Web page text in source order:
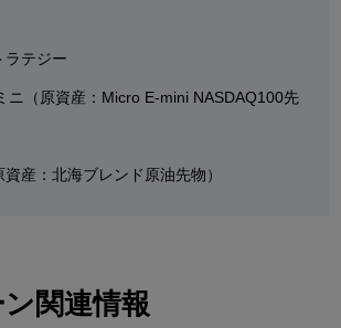
ラテジー
ニ（原資産：Micro E-mini NASDAQ100先
産：北海ブレンド原油先物）
関連情報